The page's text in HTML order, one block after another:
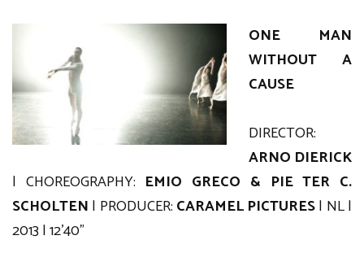
ONE MAN
WITHOUT A
CAUSE
DIRECTOR:
ARNO DIERICK
| CHOREOGRAPHY: EMIO GRECO & PIE TER C.
SCHOLTEN | PRODUCER: CARAMEL PICTURES| NL |
2013 | 12’40”